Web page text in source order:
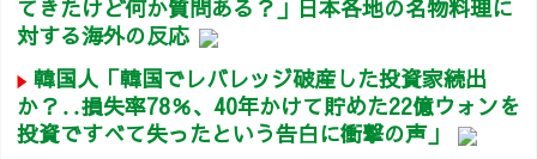
てきたけど何か質問ある？」日本各地の名物料理に
対する海外の反応
韓国人「韓国でレバレッジ破産した投資家続出
か？‥損失率78％、40年かけて貯めた22億ウォンを
投資ですべて失ったという告白に衝撃の声」